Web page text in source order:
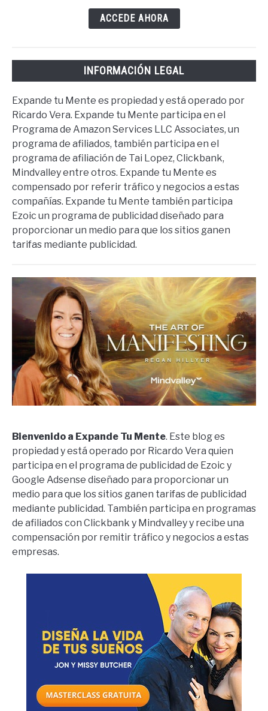
ACCEDE AHORA
INFORMACIÓN LEGAL
Expande tu Mente es propiedad y está operado por
Ricardo Vera. Expande tu Mente participa en el
Programa de Amazon Services LLC Associates, un
programa de afiliados, también participa en el
programa de afiliación de Tai Lopez, Clickbank,
Mindvalley entre otros. Expande tu Mente es
compensado por referir tráfico y negocios a estas
compañías. Expande tu Mente también participa
Ezoic un programa de publicidad diseñado para
proporcionar un medio para que los sitios ganen
tarifas mediante publicidad.
Bienvenido a Expande Tu Mente. Este blog es
propiedad y está operado por Ricardo Vera quien
participa en el programa de publicidad de Ezoic y
Google Adsense diseñado para proporcionar un
medio para que los sitios ganen tarifas de publicidad
mediante publicidad. También participa en programas
de afiliados con Clickbank y Mindvalley y recibe una
compensación por remitir tráfico y negocios a estas
empresas.